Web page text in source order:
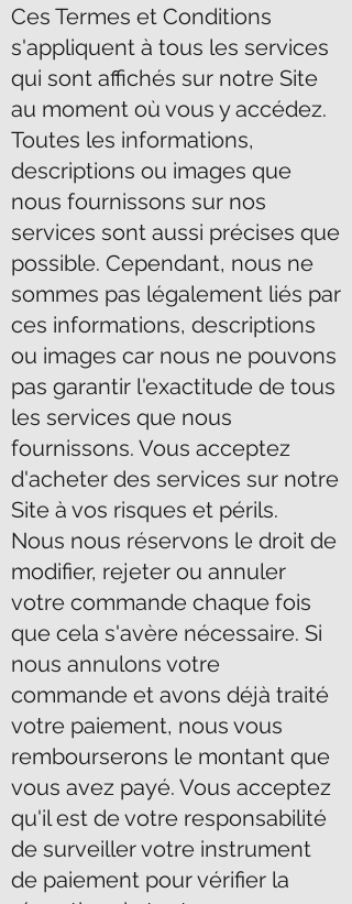
Ces Termes et Conditions
s'appliquent à tous les services
qui sont affichés sur notre Site
au moment où vous y accédez.
Toutes les informations,
descriptions ou images que
nous fournissons sur nos
services sont aussi précises que
possible. Cependant, nous ne
sommes pas légalement liés par
ces informations, descriptions
ou images car nous ne pouvons
pas garantir l'exactitude de tous
les services que nous
fournissons. Vous acceptez
d'acheter des services sur notre
Site à vos risques et périls.
Nous nous réservons le droit de
modifier, rejeter ou annuler
votre commande chaque fois
que cela s'avère nécessaire. Si
nous annulons votre
commande et avons déjà traité
votre paiement, nous vous
rembourserons le montant que
vous avez payé. Vous acceptez
qu'il est de votre responsabilité
de surveiller votre instrument
de paiement pour vérifier la